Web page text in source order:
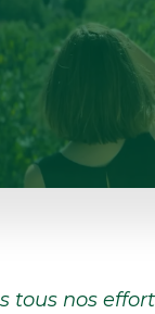
tous nos